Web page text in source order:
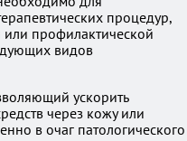
процедур,
профилактической
видов
ускорить
через кожу или
в очаг патологического